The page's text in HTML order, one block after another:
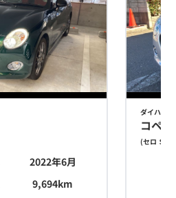
2022年6月
9,694km
ダイハツ
コペン
(セロ Ｓ